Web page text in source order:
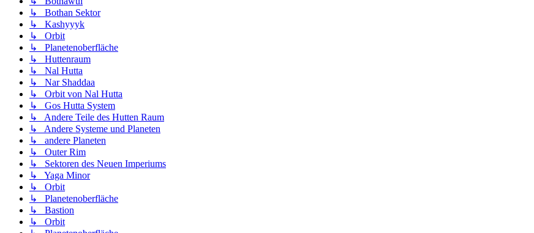
↳ Bothan Sektor
↳ Kashyyyk
↳ Orbit
↳ Planetenoberfläche
↳ Huttenraum
↳ Nal Hutta
↳ Nar Shaddaa
↳ Orbit von Nal Hutta
↳ Gos Hutta System
↳ Andere Teile des Hutten Raum
↳ Andere Systeme und Planeten
↳ andere Planeten
↳ Outer Rim
↳ Sektoren des Neuen Imperiums
↳ Yaga Minor
↳ Orbit
↳ Planetenoberfläche
↳ Bastion
↳ Orbit